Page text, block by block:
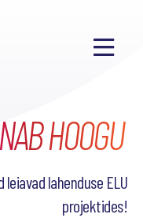
HOOGU
leiavad lahenduse ELU
projektides!
38
PROJEKTI
MIDA
TEINUD?